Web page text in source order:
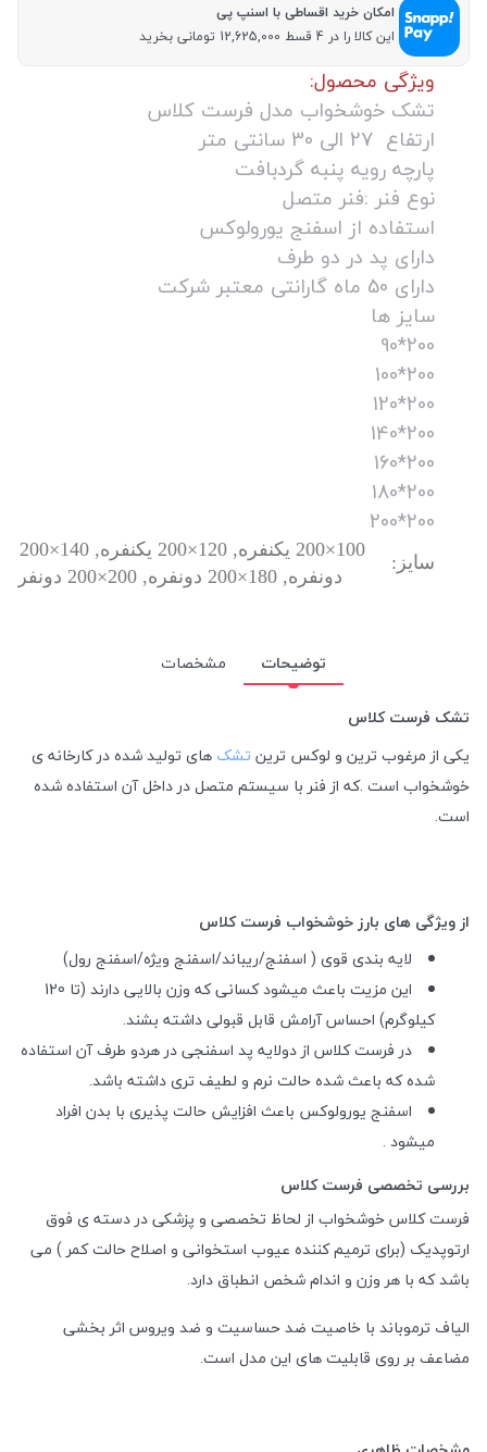
امکان خرید اقساطی با اسنپ پی
این کالا را در 4 قسط 12,625,000 تومانی بخرید
ویژگی محصول:
تشک خوشخواب مدل فرست کلاس
ارتفاع 27 الی 30 سانتی متر
پارچه رویه پنبه گردبافت
نوع فنر :فنر متصل
استفاده از اسفنج یورولوکس
دارای پد در دو طرف
دارای 50 ماه گارانتی معتبر شرکت
سایز ها
200*90
200*100
200*120
200*140
200*160
200*180
200*200
سایز:
دونفره, 180×200 دونفره, 200×200 دونفره, 200×90 یکنفره
توضیحات
مشخصات
تشک فرست کلاس
یکی از مرغوب ترین و لوکس ترین تشک های تولید شده در کارخانه ی
خوشخواب است .که از فنر با سیستم متصل در داخل آن استفاده شده
است.
از ویژگی های بارز خوشخواب فرست کلاس
لایه بندی قوی ( اسفنج/ریباند/اسفنج ویژه/اسفنج رول)
این مزیت باعث میشود کسانی که وزن بالایی دارند (تا 120
کیلوگرم) احساس آرامش قابل قبولی داشته بشند.
در فرست کلاس از دولایه پد اسفنجی در هردو طرف آن استفاده
شده که باعث شده حالت نرم و لطیف تری داشته باشد.
اسفنج یورولوکس باعث افزایش حالت پذیری با بدن افراد
میشود .
بررسی تخصصی فرست کلاس
فرست کلاس خوشخواب از لحاظ تخصصی و پزشکی در دسته ی فوق
ارتوپدیک (برای ترمیم کننده عیوب استخوانی و اصلاح حالت کمر ) می
باشد که با هر وزن و اندام شخص انطباق دارد.
الیاف ترموباند با خاصیت ضد حساسیت و ضد ویروس اثر بخشی
مضاعف بر روی قابلیت های این مدل است.